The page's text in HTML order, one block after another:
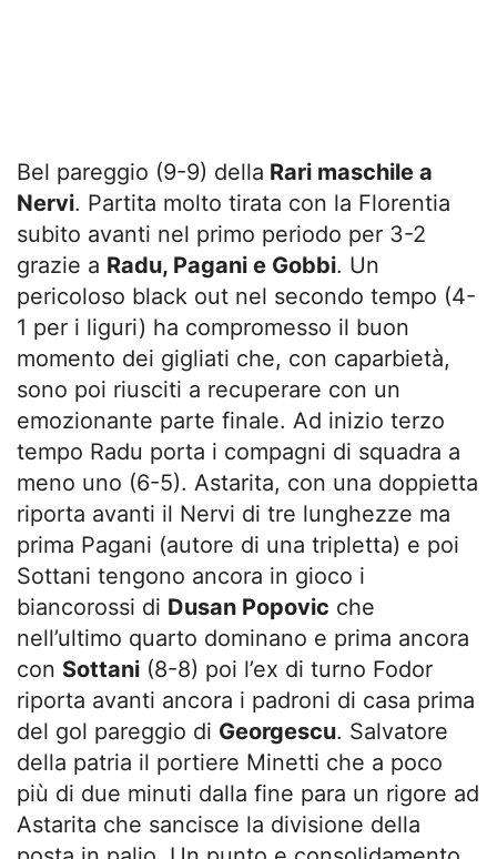
Bel pareggio (9-9) della Rari maschile a
Nervi. Partita molto tirata con la Florentia
subito avanti nel primo periodo per 3-2
grazie a Radu, Pagani e Gobbi. Un
pericoloso black out nel secondo tempo (4-
1 per i liguri) ha compromesso il buon
momento dei gigliati che, con caparbietà,
sono poi riusciti a recuperare con un
emozionante parte finale. Ad inizio terzo
tempo Radu porta i compagni di squadra a
meno uno (6-5). Astarita, con una doppietta
riporta avanti il Nervi di tre lunghezze ma
prima Pagani (autore di una tripletta) e poi
Sottani tengono ancora in gioco i
biancorossi di Dusan Popovic che
nell’ultimo quarto dominano e prima ancora
con Sottani (8-8) poi l’ex di turno Fodor
riporta avanti ancora i padroni di casa prima
del gol pareggio di Georgescu. Salvatore
della patria il portiere Minetti che a poco
più di due minuti dalla fine para un rigore ad
Astarita che sancisce la divisione della